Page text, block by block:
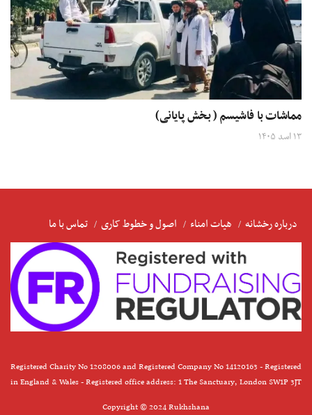
مماشات با فاشیسم ( بخش پایانی)
۱۳ اسد ۱۴۰۵
درباره رخشانه هیات امناء اصول و خطوط کاری تماس با ما
Registered Charity No 1208006 and Registered Company No 14120163 - Registered
in England & Wales - Registered office address: 1 The Sanctuary, London SW1P 3JT
Copyright © 2024 Rukhshana